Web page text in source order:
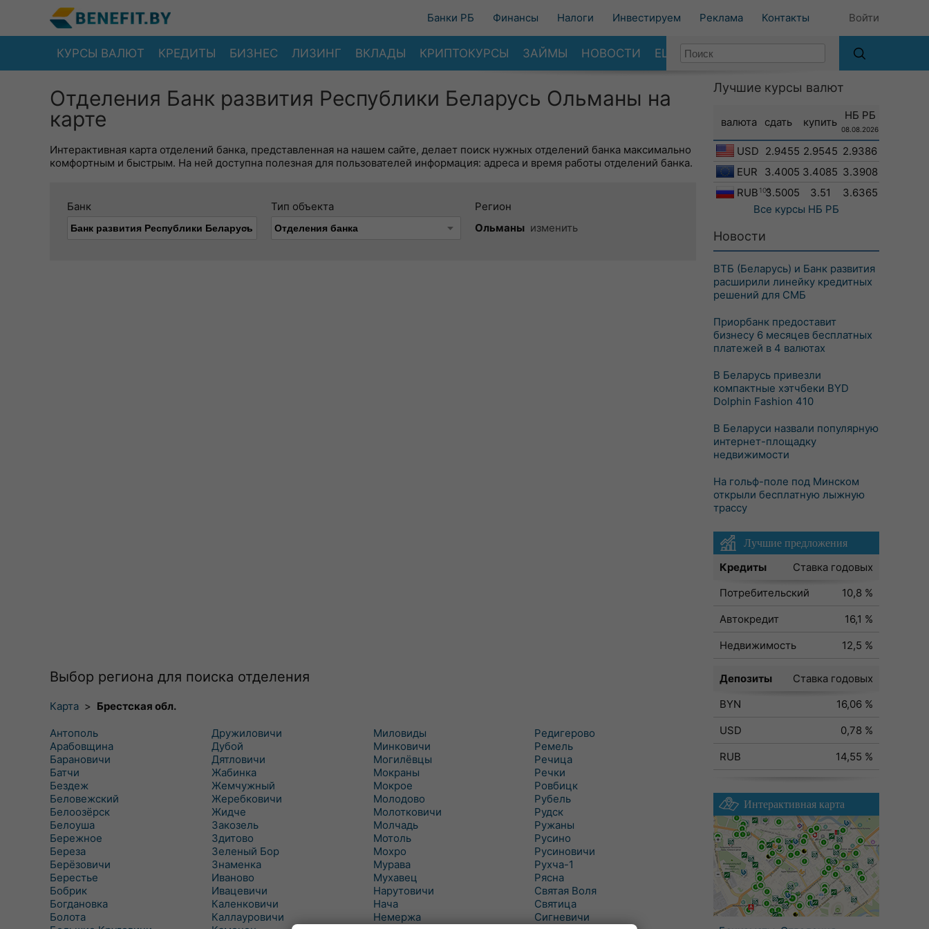
Банки РБ Финансы Налоги Инвестируем Реклама Контакты Войти
КУРСЫ ВАЛЮТ КРЕДИТЫ БИЗНЕС ЛИЗИНГ ВКЛАДЫ КРИПТОКУРСЫ ЗАЙМЫ НОВОСТИ ЕЩЕ
Отделения Банк развития Республики Беларусь Ольманы на
карте
Интерактивная карта отделений банка, представленная на нашем сайте, делает поиск нужных отделений банка максимально
комфортным и быстрым. На ней доступна полезная для пользователей информация: адреса и время работы отделений банка.
Банк Тип объекта
Регион
Ольманы изменить
Выбор региона для поиска отделения
Карта > Брестская обл.
Антополь
Арабовщина
Барановичи
Батчи
Бездеж
Беловежский
Белоозёрск
Белоуша
Бережное
Береза
Берёзовичи
Берестье
Бобрик
Богдановка
Болота
Дружиловичи
Дубой
Дятловичи
Жабинка
Жемчужный
Жеребковичи
Жидче
Закозель
Здитово
Зеленый Бор
Знаменка
Иваново
Ивацевичи
Каленковичи
Каллауровичи
Миловиды
Минковичи
Могилёвцы
Мокраны
Мокрое
Молодово
Молотковичи
Молчадь
Мотоль
Мохро
Мурава
Мухавец
Нарутовичи
Нача
Немержа
Редигерово
Ремель
Речица
Речки
Ровбицк
Рубель
Рудск
Ружаны
Русино
Русиновичи
Рухча-1
Рясна
Святая Воля
Святица
Сигневичи
Лучшие курсы валют
валюта сдать купить
НБ РБ
08.08.2026
USD 2.9455 2.9545 2.9386
EUR
3.4005 3.4085 3.3908
RUB 1003.5005 3.51
3.6365
Все курсы НБ РБ
Новости
ВТБ (Беларусь) и Банк развития
расширили линейку кредитных
решений для СМБ
Приорбанк предоставит
бизнесу 6 месяцев бесплатных
платежей в 4 валютах
В Беларусь привезли
компактные хэтчбеки BYD
Dolphin Fashion 410
В Беларуси назвали популярную
интернет-площадку
недвижимости
На гольф-поле под Минском
открыли бесплатную лыжную
трассу
Лучшие предложения
Кредиты
Ставка годовых
Потребительский
10,8 %
Автокредит
16,1 %
Недвижимость
12,5 %
Депозиты
Ставка годовых
BYN
16,06 %
USD
0,78 %
RUB
14,55 %
Интерактивная карта